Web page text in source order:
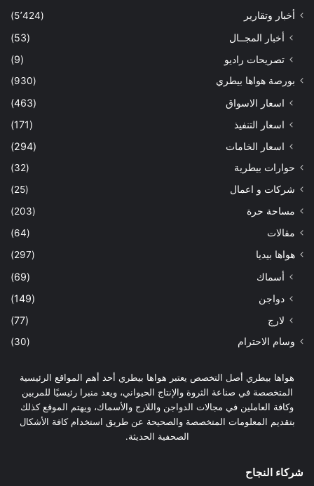
أخبار وتقارير
(5٬424)
أخبار المجــال
(53)
تصريحات راديو
(9)
بورصة هواها بيطري (930)
اسعار الاسواق
(463)
اسعار التنفيذ
(171)
اسعار الخامات
(294)
حوارات بيطرية
(32)
شركات و اعمال
(25)
مساحة حرة
(203)
مقالات
(64)
هواها بيديا
(297)
أسماك
(69)
دواجن
(149)
لارج
(77)
وسام الاحترام (30)
هواها بيطري أصل التخصص يعتبر هواها بيطري أحد أهم المواقع الرئيسية
المتخصصة في صناعة الثروة والإنتاج الحيواني، ويعد منبرا رئيسيًا للمربين
وكافة العاملين في مجالات الدواجن واللارج والأسماك، ويهتم الموقع كذلك
بتقديم المعلومات المتخصصة والصحيحة عن طريق استخدام كافة الأشكال
الصحفية الحديثة.
شركاء النجاح